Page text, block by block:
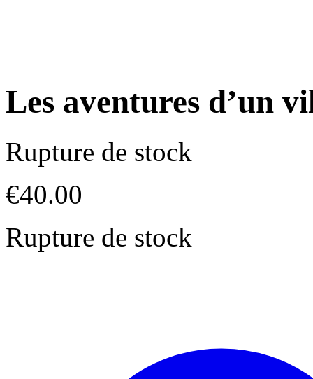
Les aventures d’un
Rupture de stock
€40.00
Rupture de stock